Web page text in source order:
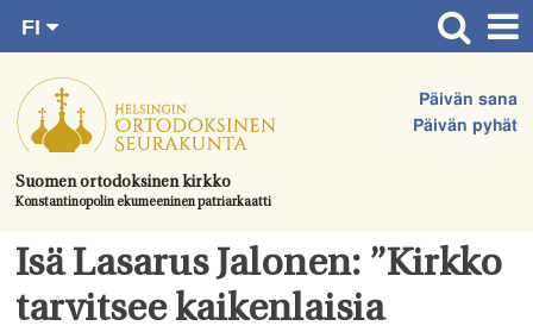
suoraan
sisältöön.
Suomen ortodoksinen kirkko
Konstantinopolin ekumeeninen patriarkaatti
Päivän sana
Päivän pyhät
FI
SV
EN
UA
Etusivu
Ajankohtaista
Juhlat & toimitukset
Kirkot
Apua & tukea
Isä Lasarus Jalonen: ”Kirkko
tarvitsee kaikenlaisia